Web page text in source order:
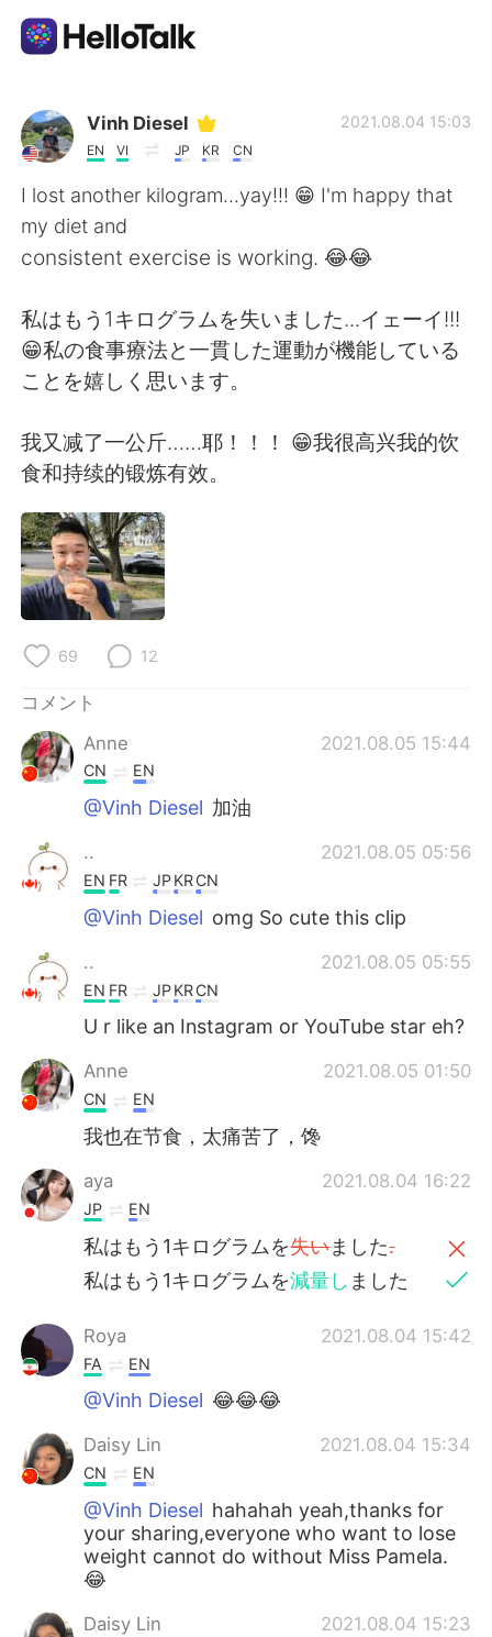
語学交換アプリ
AI Grammar Checker
日本語
English 简体中文
繁體中文 Español
العربية Français
Русский
Indonesia
Türkçe
Vinh Diesel
EN VI JP KR CN
2021.08.04 15:03
I lost another kilogram...yay!!! 😁 I'm happy that
my diet and
consistent exercise is working. 😂😂
私はもう1キログラムを失いました...イェーイ!!!
😁私の食事療法と一貫した運動が機能している
ことを嬉しく思います。
我又减了一公斤……耶！！！ 😁我很高兴我的饮
食和持续的锻炼有效。
69 12
コメント
Anne
2021.08.05 15:44
CN EN
@Vinh Diesel 加油
.. 2021.08.05 05:56
EN FR JPKRCN
@Vinh Diesel omg So cute this clip
.. 2021.08.05 05:55
EN FR JPKRCN
U r like an Instagram or YouTube star eh?
Anne 2021.08.05 01:50
CN EN
我也在节食，太痛苦了，馋
aya 2021.08.04 16:22
JP EN
私はもう1キログラムを失いました.
私はもう1キログラムを減量し ました
Roya 2021.08.04 15:42
FA EN
@Vinh Diesel 😂😂😂
Daisy Lin 2021.08.04 15:34
CN EN
@Vinh Diesel hahahah yeah,thanks for
your sharing,everyone who want to lose
weight cannot do without Miss Pamela.
😂
Daisy Lin 2021.08.04 15:23